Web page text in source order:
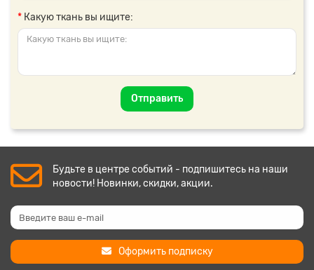
Какую ткань вы ищите:
Отправить
Будьте в центре событий - подпишитесь на наши
новости! Новинки, скидки, акции.
Оформить подписку